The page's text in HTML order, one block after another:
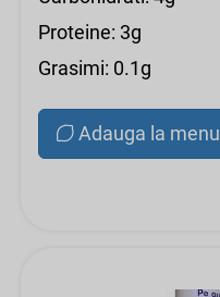
Proteine: 3g
Grasimi: 0.1g
Adauga la menu